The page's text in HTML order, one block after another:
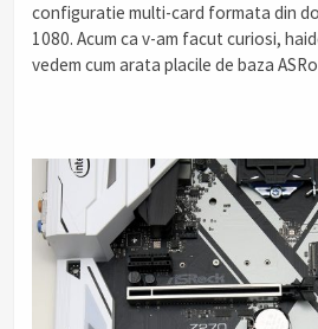
configuratie multi-card formata din
1080. Acum ca v-am facut curiosi,
vedem cum arata placile de baza